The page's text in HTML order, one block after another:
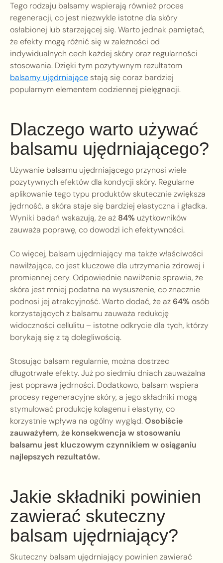
Tego rodzaju balsamy wspierają również proces
regeneracji, co jest niezwykle istotne dla skóry
osłabionej lub starzejącej się. Warto jednak pamiętać,
że efekty mogą różnić się w zależności od
indywidualnych cech każdej skóry oraz regularności
stosowania. Dzięki tym pozytywnym rezultatom
balsamy ujędrniające stają się coraz bardziej
popularnym elementem codziennej pielęgnacji.
Dlaczego warto używać
balsamu ujędrniającego?
Używanie balsamu ujędrniającego przynosi wiele
pozytywnych efektów dla kondycji skóry. Regularne
aplikowanie tego typu produktów skutecznie zwiększa
jędrność, a skóra staje się bardziej elastyczna i gładka.
Wyniki badań wskazują, że aż 84% użytkowników
zauważa poprawę, co dowodzi ich efektywności.
Co więcej, balsam ujędrniający ma także właściwości
nawilżające, co jest kluczowe dla utrzymania zdrowej i
promiennej cery. Odpowiednie nawilżenie sprawia, że
skóra jest mniej podatna na wysuszenie, co znacznie
podnosi jej atrakcyjność. Warto dodać, że aż64%osób
korzystających z balsamu zauważa redukcję
widoczności cellulitu – istotne odkrycie dla tych, którzy
borykają się z tą dolegliwością.
Stosując balsam regularnie, można dostrzec
długotrwałe efekty. Już po siedmiu dniach zauważalna
jest poprawa jędrności. Dodatkowo, balsam wspiera
procesy regeneracyjne skóry, a jego składniki mogą
stymulować produkcję kolagenu i elastyny, co
korzystnie wpływa na ogólny wygląd.Osobiście
zauważyłem, że konsekwencja w stosowaniu
balsamu jest kluczowym czynnikiem w osiąganiu
najlepszych rezultatów.
Jakie składniki powinien
zawierać skuteczny
balsam ujędrniający?
Skuteczny balsam ujędrniający powinien zawierać